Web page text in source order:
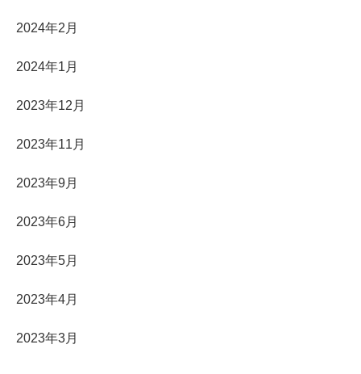
2024年2月
2024年1月
2023年12月
2023年11月
2023年9月
2023年6月
2023年5月
2023年4月
2023年3月